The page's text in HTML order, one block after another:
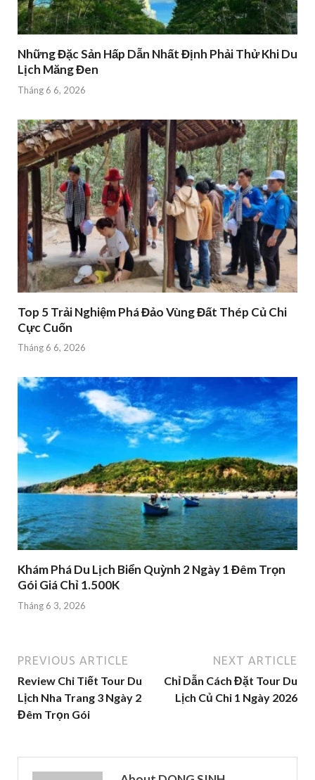
Những Đặc Sản Hấp Dẫn Nhất Định Phải Thử Khi Du
Lịch Măng Đen
Tháng 6 6, 2026
Top 5 Trải Nghiệm Phá Đảo Vùng Đất Thép Củ Chi
Cực Cuốn
Tháng 6 6, 2026
Khám Phá Du Lịch Biển Quỳnh 2 Ngày 1 Đêm Trọn
Gói Giá Chỉ 1.500K
Tháng 6 3, 2026
PREVIOUS ARTICLE
Review Chi Tiết Tour Du
Lịch Nha Trang 3 Ngày 2
Đêm Trọn Gói
NEXT ARTICLE
Chỉ Dẫn Cách Đặt Tour Du
Lịch Củ Chi 1 Ngày 2026